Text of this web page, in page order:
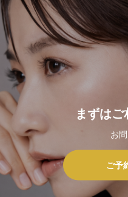
まずは
お
ご予